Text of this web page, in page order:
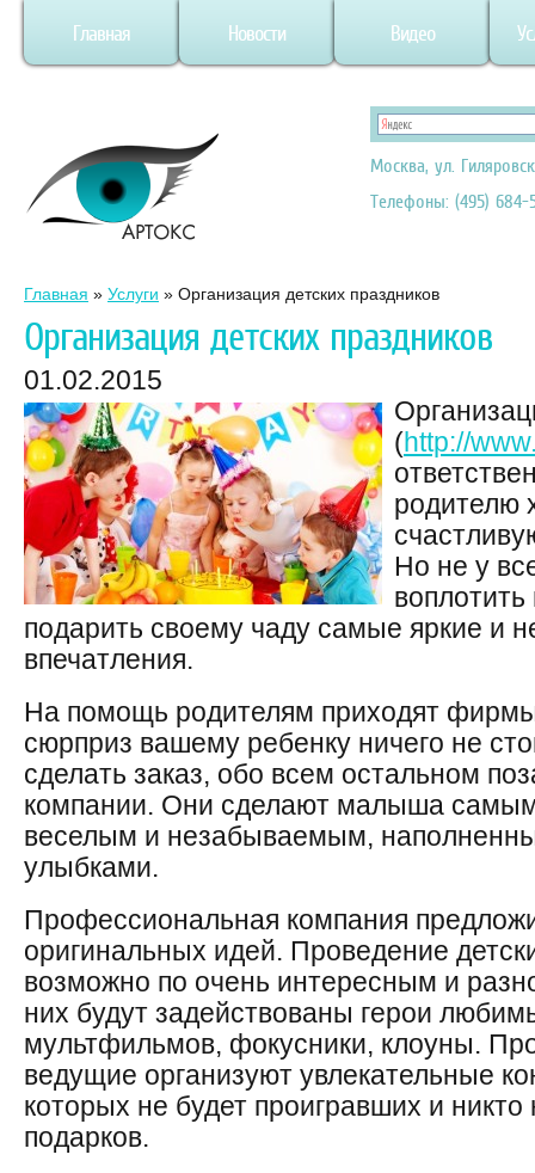
Главная Новости Видео
Москва, ул.
Телефоны: (495) 684-
Главная » Услуги » Организация детских праздников
Организация детских праздников
01.02.2015
(http://
родителю
Но не у
подарить своему чаду самые яркие и
впечатления.
На помощь родителям приходят
сюрприз вашему ребенку ничего не
сделать заказ, обо всем остальном
компании. Они сделают малыша
веселым и незабываемым,
улыбками.
Профессиональная компания
оригинальных идей. Проведение
возможно по очень интересным и
них будут задействованы герои
мультфильмов, фокусники, клоуны.
ведущие организуют увлекательные
которых не будет проигравших и никто
подарков.